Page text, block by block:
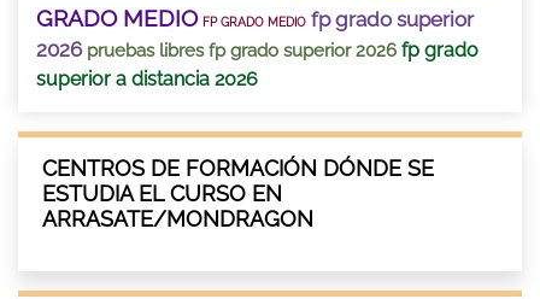
GRADO MEDIO FP GRADO MEDIO fp grado superior
2026 pruebas libres fp grado superior 2026 fp grado
superior a distancia 2026
CENTROS DE FORMACIÓN DÓNDE SE
ESTUDIA EL CURSO EN
ARRASATE/MONDRAGON